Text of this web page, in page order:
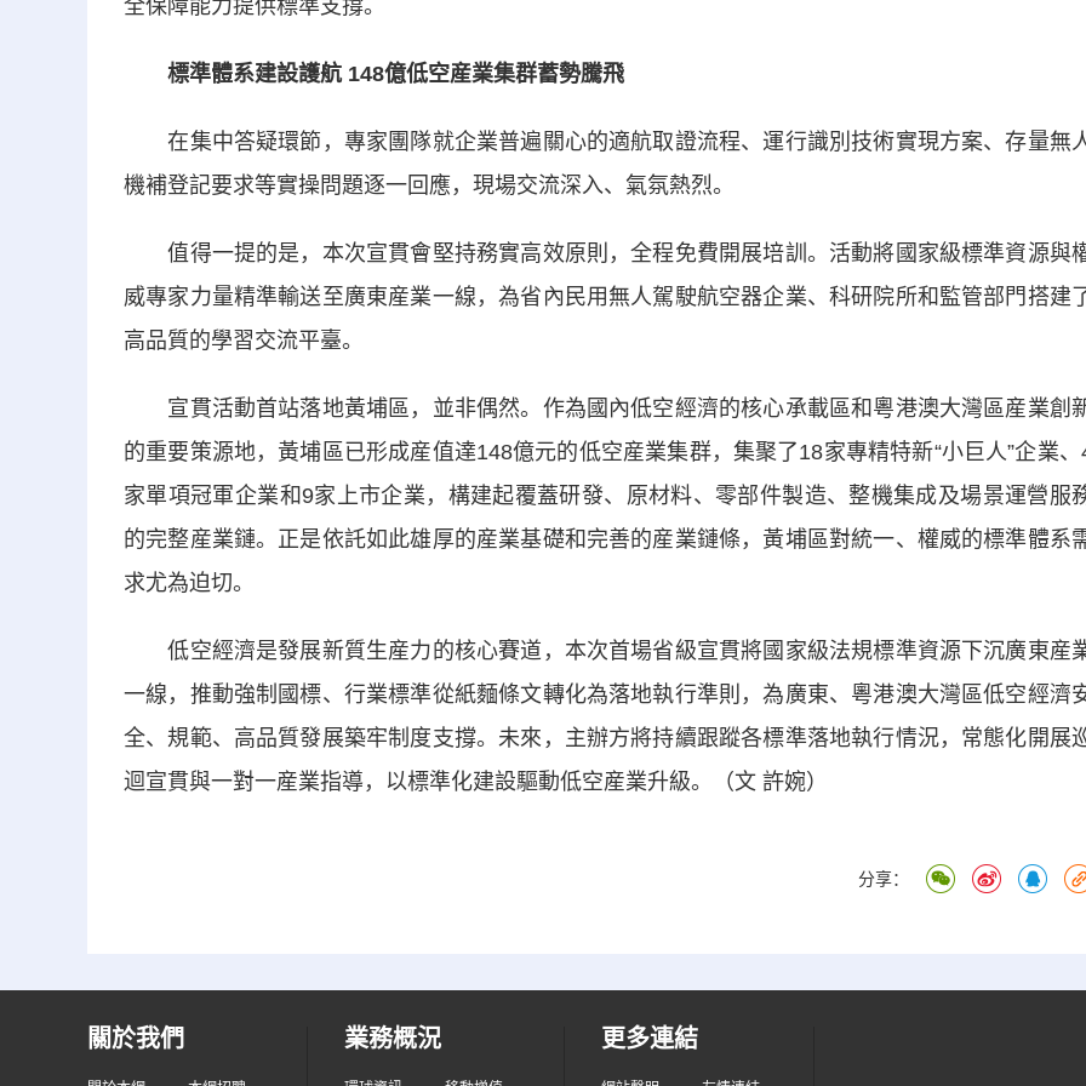
全保障能力提供標準支撐。
標準體系建設護航 148億低空産業集群蓄勢騰飛
在集中答疑環節，專家團隊就企業普遍關心的適航取證流程、運行識別技術實現方案、存量無
機補登記要求等實操問題逐一回應，現場交流深入、氣氛熱烈。
值得一提的是，本次宣貫會堅持務實高效原則，全程免費開展培訓。活動將國家級標準資源與
威專家力量精準輸送至廣東産業一線，為省內民用無人駕駛航空器企業、科研院所和監管部門搭建
高品質的學習交流平臺。
宣貫活動首站落地黃埔區，並非偶然。作為國內低空經濟的核心承載區和粵港澳大灣區産業創
的重要策源地，黃埔區已形成産值達148億元的低空産業集群，集聚了18家專精特新“小巨人”企業、
家單項冠軍企業和9家上市企業，構建起覆蓋研發、原材料、零部件製造、整機集成及場景運營服
的完整産業鏈。正是依託如此雄厚的産業基礎和完善的産業鏈條，黃埔區對統一、權威的標準體系
求尤為迫切。
低空經濟是發展新質生産力的核心賽道，本次首場省級宣貫將國家級法規標準資源下沉廣東産
一線，推動強制國標、行業標準從紙麵條文轉化為落地執行準則，為廣東、粵港澳大灣區低空經濟
全、規範、高品質發展築牢制度支撐。未來，主辦方將持續跟蹤各標準落地執行情況，常態化開展
迴宣貫與一對一産業指導，以標準化建設驅動低空産業升級。（文 許婉）
分享：
關於我們 業務概況 更多連結